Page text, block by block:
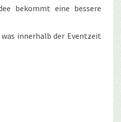
bekommt eine bessere
innerhalb der Eventzeit